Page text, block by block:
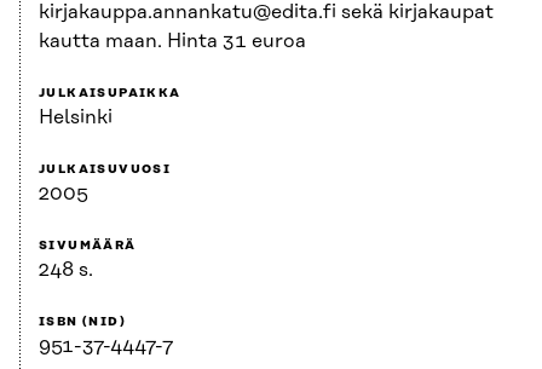
kirjakauppa.annankatu@edita.fi sekä kirjakaupat
kautta maan. Hinta 31 euroa
JULKAISUPAIKKA
Helsinki
JULKAISUVUOSI
2005
SIVUMÄÄRÄ
248 s.
ISBN (NID)
951-37-4447-7